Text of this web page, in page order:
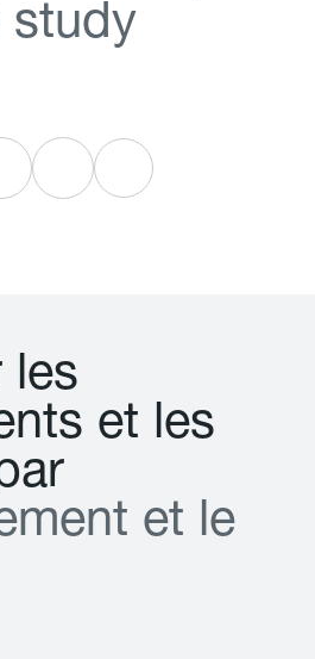
study
les
nts et les
ar
ment et le